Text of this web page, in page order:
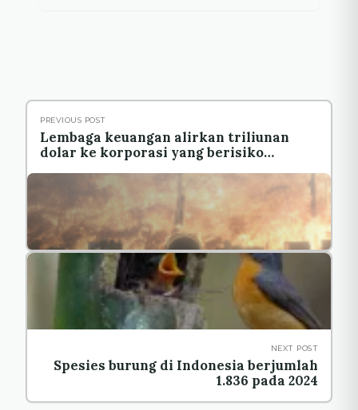
PREVIOUS POST
Lembaga keuangan alirkan triliunan
dolar ke korporasi yang berisiko
NEXT POST
Spesies burung di Indonesia berjumlah
1.836 pada 2024